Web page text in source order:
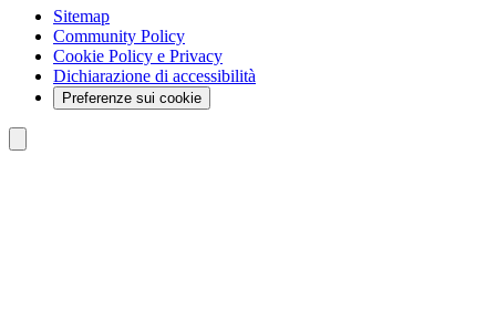
Sitemap
Community Policy
Cookie Policy e Privacy
Dichiarazione di accessibilità
Preferenze sui cookie